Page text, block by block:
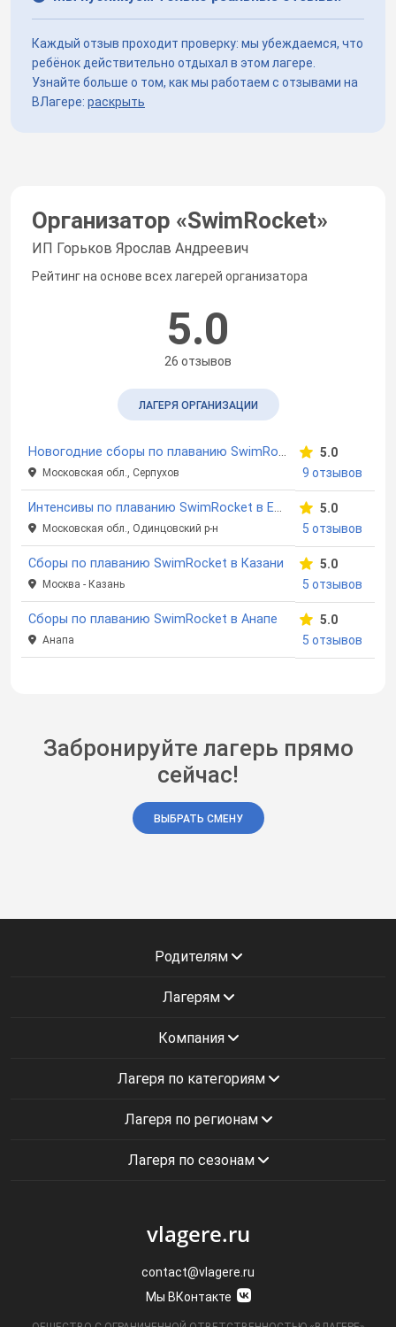
Каждый отзыв проходит проверку: мы убеждаемся, что
ребёнок действительно отдыхал в этом лагере.
Узнайте больше о том, как мы работаем с отзывами на
ВЛагере: раскрыть
Организатор «SwimRocket»
ИП Горьков Ярослав Андреевич
Рейтинг на основе всех лагерей организатора
5.0
26 отзывов
ЛАГЕРЯ ОРГАНИЗАЦИИ
Новогодние сборы по плаванию SwimRocket
Московская обл., Серпухов
5.0
9 отзывов
Интенсивы по плаванию SwimRocket в Ершово
Московская обл., Одинцовский р-н
5.0
5 отзывов
Сборы по плаванию SwimRocket в Казани
Москва - Казань
5.0
5 отзывов
Сборы по плаванию SwimRocket в Анапе
Анапа
5.0
5 отзывов
Забронируйте лагерь прямо
сейчас!
ВЫБРАТЬ СМЕНУ
Родителям
Лагерям
Компания
Лагеря по категориям
Лагеря по регионам
Лагеря по сезонам
vlagere.ru
contact@vlagere.ru
Мы ВКонтакте